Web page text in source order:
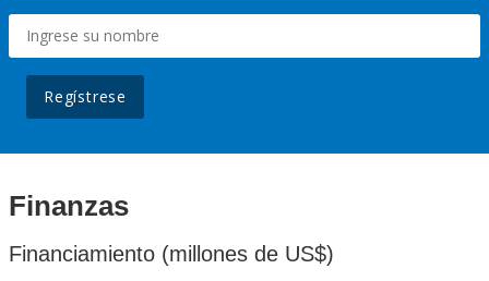
Regístrese
Finanzas
Financiamiento (millones de US$)